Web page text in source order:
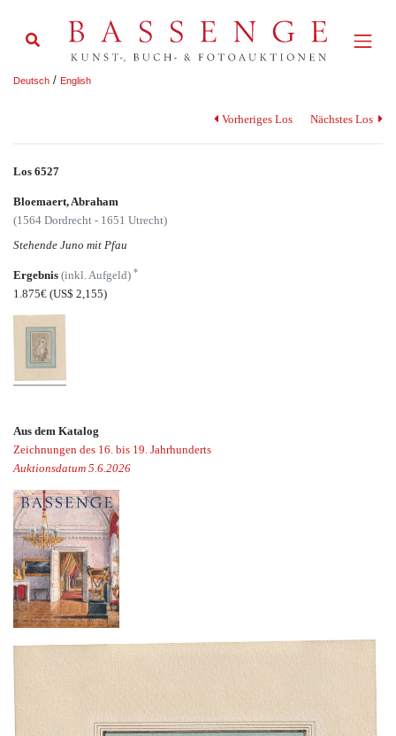
Deutsch / English
Vorheriges Los Nächstes Los
Los 6527
Bloemaert, Abraham
(1564 Dordrecht - 1651 Utrecht)
Stehende Juno mit Pfau
Ergebnis (inkl. Aufgeld) *
1.875€ (US$ 2,155)
Aus dem Katalog
Zeichnungen des 16. bis 19. Jahrhunderts
Auktionsdatum 5.6.2026